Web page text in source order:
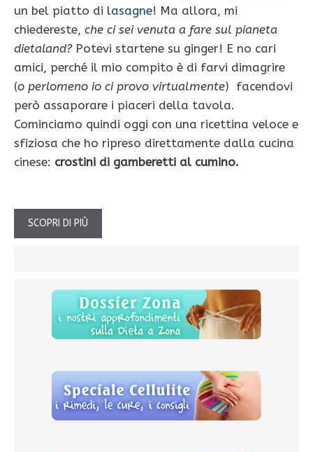
un bel piatto di lasagne! Ma allora, mi
chiedereste, che ci sei venuta a fare sul pianeta
dietaland?Potevi startene su ginger! E no cari
amici, perché il mio compito è di farvi dimagrire
(o perlomeno io ci provo virtualmente) facendovi
però assaporare i piaceri della tavola.
Cominciamo quindi oggi con una ricettina veloce e
sfiziosa che ho ripreso direttamente dalla cucina
cinese: crostini di gamberetti al cumino.
SCOPRI DI PIÙ